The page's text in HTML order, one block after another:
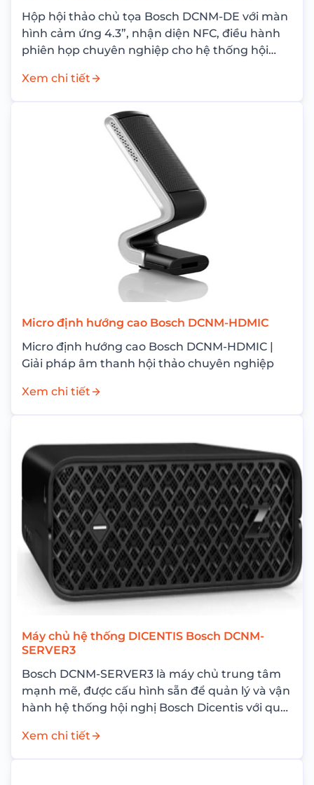
Hộp hội thảo chủ tọa Bosch DCNM-DE với màn
hình cảm ứng 4.3”, nhận diện NFC, điều hành
phiên họp chuyên nghiệp cho hệ thống hội
Xem chi tiết
Micro định hướng cao Bosch DCNM-HDMIC
Micro định hướng cao Bosch DCNM-HDMIC |
Giải pháp âm thanh hội thảo chuyên nghiệp
Xem chi tiết
Máy chủ hệ thống DICENTIS Bosch DCNM-
SERVER3
Bosch DCNM-SERVER3 là máy chủ trung tâm
mạnh mẽ, được cấu hình sẵn để quản lý và vận
hành hệ thống hội nghị Bosch Dicentis với quy
Xem chi tiết